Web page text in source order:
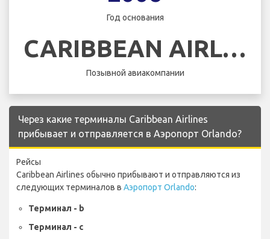
Год основания
CARIBBEAN AIRLINES
Позывной авиакомпании
Через какие терминалы Caribbean Airlines
прибывает и отправляется в Аэропорт Orlando?
Рейсы
Caribbean Airlines обычно прибывают и отправляются из
следующих терминалов в Аэропорт Orlando:
Терминал - b
Терминал - c